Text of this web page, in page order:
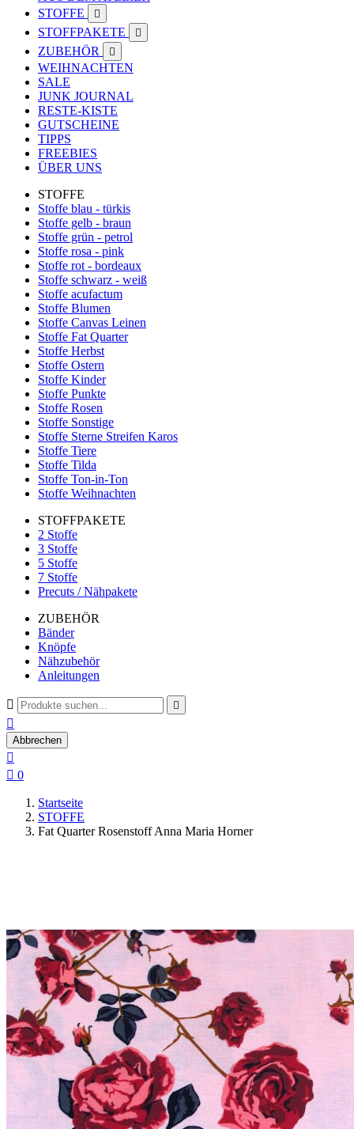
STOFFE

STOFFPAKETE 
ZUBEHÖR 
WEIHNACHTEN
SALE
JUNK JOURNAL
RESTE-KISTE
GUTSCHEINE
TIPPS
FREEBIES
ÜBER UNS
STOFFE
Stoffe blau - türkis
Stoffe gelb - braun
Stoffe grün - petrol
Stoffe rosa - pink
Stoffe rot - bordeaux
Stoffe schwarz - weiß
Stoffe acufactum
Stoffe Blumen
Stoffe Canvas Leinen
Stoffe Fat Quarter
Stoffe Herbst
Stoffe Ostern
Stoffe Kinder
Stoffe Punkte
Stoffe Rosen
Stoffe Sonstige
Stoffe Sterne Streifen Karos
Stoffe Tiere
Stoffe Tilda
Stoffe Ton-in-Ton
Stoffe Weihnachten
STOFFPAKETE
2 Stoffe
3 Stoffe
5 Stoffe
7 Stoffe
Precuts / Nähpakete
ZUBEHÖR
Bänder
Knöpfe
Nähzubehör
Anleitungen
 

Abbrechen

 0
Startseite
STOFFE
Fat Quarter Rosenstoff Anna Maria Horner